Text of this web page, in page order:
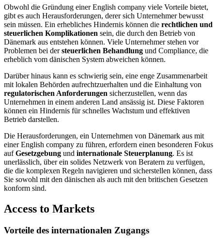
Obwohl die Gründung einer English company viele Vorteile bietet,
gibt es auch Herausforderungen, derer sich Unternehmer bewusst
sein müssen. Ein erhebliches Hindernis können die rechtlichen und
steuerlichen Komplikationen sein, die durch den Betrieb von
Dänemark aus entstehen können. Viele Unternehmer stehen vor
Problemen bei dersteuerlichen Behandlung und Compliance, die
erheblich vom dänischen System abweichen können.
Darüber hinaus kann es schwierig sein, eine enge Zusammenarbeit
mit lokalen Behörden aufrechtzuerhalten und die Einhaltung von
regulatorischen Anforderungen sicherzustellen, wenn das
Unternehmen in einem anderen Land ansässig ist. Diese Faktoren
können ein Hindernis für schnelles Wachstum und effektiven
Betrieb darstellen.
Die Herausforderungen, ein Unternehmen von Dänemark aus mit
einer English company zu führen, erfordern einen besonderen Fokus
aufGesetzgebung und internationale Steuerplanung. Es ist
unerlässlich, über ein solides Netzwerk von Beratern zu verfügen,
die die komplexen Regeln navigieren und sicherstellen können, dass
Sie sowohl mit den dänischen als auch mit den britischen Gesetzen
konform sind.
Access to Markets
Vorteile des internationalen Zugangs